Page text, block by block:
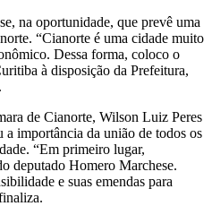
na oportunidade, que prevê uma
“Cianorte é uma cidade muito
Dessa forma, coloco o
à disposição da Prefeitura,
de Cianorte, Wilson Luiz Peres
a importância da união de todos os
“Em primeiro lugar,
deputado Homero Marchese.
e suas emendas para